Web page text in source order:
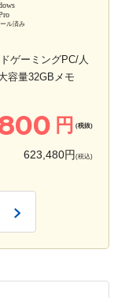
ル済み
ゲーミングPC/人
容量32GBメモ
円 (税抜)
623,480円 (税込)